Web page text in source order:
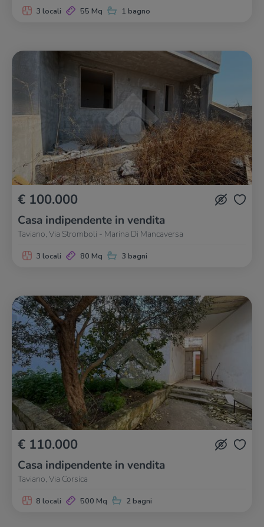
3 locali 55 Mq 1 bagno
€ 100.000
Casa indipendente in vendita
Taviano, Via Stromboli - Marina Di Mancaversa
3 locali 80 Mq 3 bagni
€ 110.000
Casa indipendente in vendita
Taviano, Via Corsica
8 locali 500 Mq 2 bagni